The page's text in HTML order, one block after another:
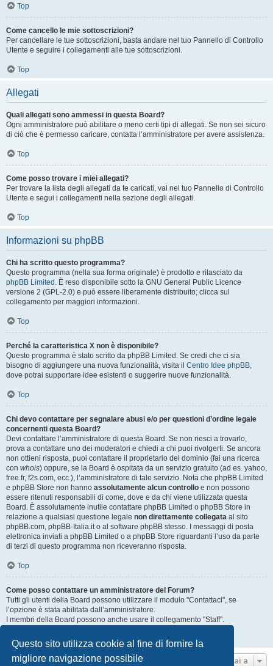
Questo sito utilizza cookie al fine di fornire la
migliore navigazione possibile
Top
Come cancello le mie sottoscrizioni?
Per cancellare le tue sottoscrizioni, basta andare nel tuo Pannello di Controllo
Utente e seguire i collegamenti alle tue sottoscrizioni.
Top
Allegati
Quali allegati sono ammessi in questa Board?
Ogni amministratore può abilitare o meno certi tipi di allegati. Se non sei sicuro
di ciò che è permesso caricare, contatta l’amministratore per avere assistenza.
Top
Come posso trovare i miei allegati?
Per trovare la lista degli allegati da te caricati, vai nel tuo Pannello di Controllo
Utente e segui i collegamenti nella sezione degli allegati.
Top
Informazioni su phpBB
Chi ha scritto questo programma?
Questo programma (nella sua forma originale) è prodotto e rilasciato da
phpBB Limited . È reso disponibile sotto la GNU General Public Licence
versione 2 (GPL-2.0) e può essere liberamente distribuito; clicca sul
collegamento per maggiori informazioni.
Top
Perché la caratteristica X non è disponibile?
Questo programma è stato scritto da phpBB Limited. Se credi che ci sia
bisogno di aggiungere una nuova funzionalità, visita il Centro Idee phpBB,
dove potrai supportare idee esistenti o suggerire nuove funzionalità.
Top
Chi devo contattare per segnalare abusi e/o per questioni d’ordine legale
concernenti questa Board?
Devi contattare l’amministratore di questa Board. Se non riesci a trovarlo,
prova a contattare uno dei moderatori e chiedi a chi puoi rivolgerti. Se ancora
non ottieni risposta, puoi contattare il proprietario del dominio (fai una ricerca
con whois) oppure, se la Board è ospitata da un servizio gratuito (ad es. yahoo,
free.fr, f2s.com, ecc.), l’amministratore di tale servizio. Nota che phpBB Limited
e phpBB Store non hanno assolutamente alcun controllo e non possono
essere ritenuti responsabili di come, dove e da chi viene utilizzata questa
Board. È assolutamente inutile contattare phpBB Limited o phpBB Store in
relazione a qualsiasi questione legale non direttamente collegata al sito
phpBB.com, phpBB-Italia.it o al software phpBB stesso. I messaggi di posta
elettronica inviati a phpBB Limited o a phpBB Store riguardanti l’uso da parte
di terzi di questo programma non riceveranno risposta.
Top
Come posso contattare un amministratore del Forum?
Tutti gli utenti della Board possono utilizzare il modulo "Contattaci", se
l’opzione è stata abilitata dall’amministratore.
I membri della Board possono anche usare il collegamento "Staff".
Top
Vai a